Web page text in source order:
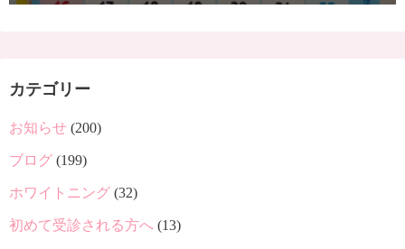
カテゴリー
お知らせ (200)
ブログ (199)
ホワイトニング (32)
初めて受診される方へ (13)